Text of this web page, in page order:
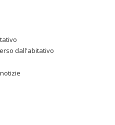
dall'abitativo